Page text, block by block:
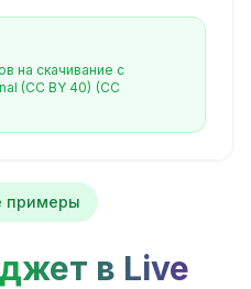
на скачивание с
(CC BY 40) (CC
примеры
в Live